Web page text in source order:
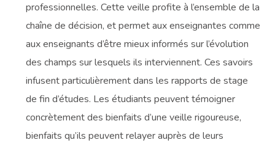
professionnelles. Cette veille profite à l’ensemble de la
chaîne de décision, et permet aux enseignantes comme
aux enseignants d’être mieux informés sur l’évolution
des champs sur lesquels ils interviennent. Ces savoirs
infusent particulièrement dans les rapports de stage
de fin d’études. Les étudiants peuvent témoigner
concrètement des bienfaits d’une veille rigoureuse,
bienfaits qu’ils peuvent relayer auprès de leurs